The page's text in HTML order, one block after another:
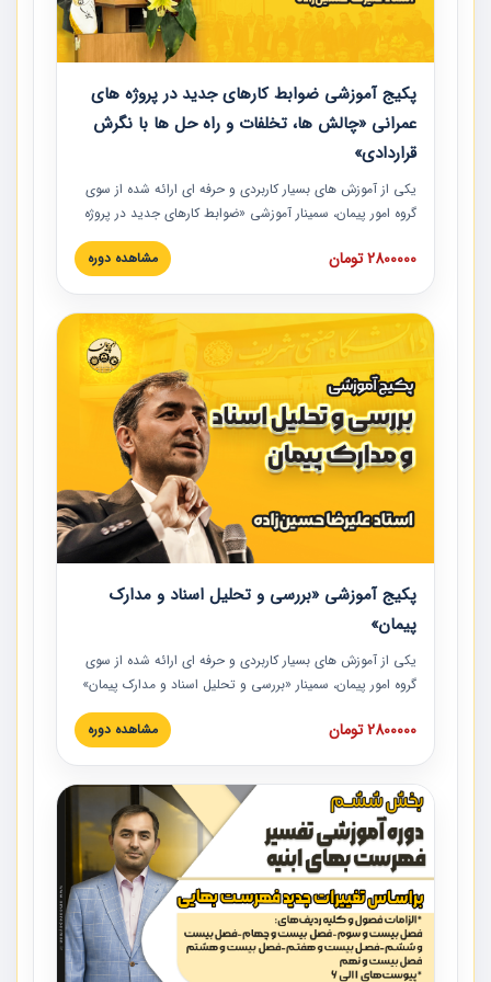
پکیج آموزشی ضوابط کارهای جدید در پروژه های
عمرانی «چالش ها، تخلفات و راه حل ها با نگرش
قراردادی»
یکی از آموزش‏‏‏‏‏‏ های بسیار کاربردی و حرفه‏ ای ارائه شده از سوی
گروه امور پیمان، سمینار آموزشی «ضوابط کارهای جدید در پروژه
های عمرانی» چالش ها، تخلفات و راه حل ها با نگرش قراردادی
است که در محل سندیکای شرکت های ساختمانی کشور ارائه شد.
مدارک پیمان به همراه تجربیات عملی ارائه شده است.
2800000 تومان مشاهده دوره
پکیج آموزشی «بررسی و تحلیل اسناد و مدارک
پیمان»
یکی از آموزش‏‏‏‏‏‏ های بسیار کاربردی و حرفه‏ ای ارائه شده از سوی
گروه امور پیمان، سمینار «بررسی و تحلیل اسناد و مدارک پیمان»
است که در دانشگاه صنعتی شریف ارائه شد. در این آموزش
نکات کلیدی مربوط به اسناد و مدارک پیمان، اولویت بندی اسناد
پیمان به همراه تجربیات عملی در این خصوص ارائه شده است.
2800000 تومان مشاهده دوره